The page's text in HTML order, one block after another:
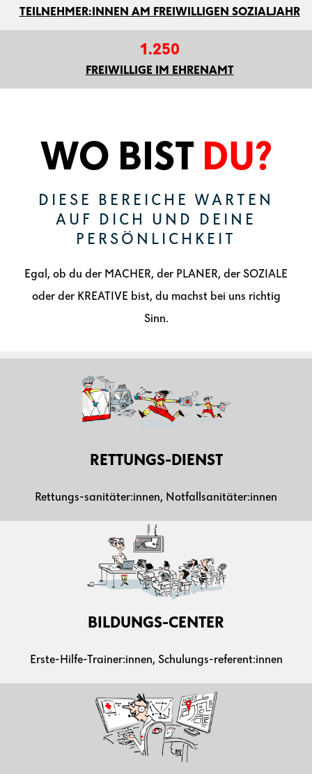
TEILNEHMER:INNEN AM FREIWILLIGEN SOZIALJAHR
1.250
FREIWILLIGE IM EHRENAMT
WO BIST DU?
DIESE BEREICHE WARTEN
AUF DICH UND DEINE
PERSÖNLICHKEIT
Egal, ob du der MACHER, der PLANER, der SOZIALE
oder der KREATIVE bist, du machst bei uns richtig
Sinn.
RETTUNGS-DIENST
Rettungs-sanitäter:innen, Notfallsanitäter:innen
BILDUNGS-CENTER
Erste-Hilfe-Trainer:innen, Schulungs-referent:innen